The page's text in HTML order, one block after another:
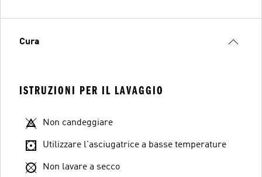
Cura
ISTRUZIONI PER IL LAVAGGIO
Non candeggiare
Utilizzare l'asciugatrice a basse temperature
Non lavare a secco